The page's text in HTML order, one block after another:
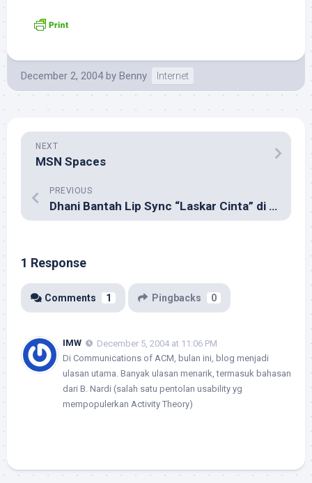
December 2, 2004 by Benny Internet
NEXT
MSN Spaces
PREVIOUS
Dhani Bantah Lip Sync “Laskar Cinta” di RCTI
1 Response
Comments 1 Pingbacks 0
IMW
December 5, 2004 at 11:06 PM
Di Communications of ACM, bulan ini, blog menjadi
ulasan utama. Banyak ulasan menarik, termasuk bahasan
dari B. Nardi (salah satu pentolan usability yg
mempopulerkan Activity Theory)